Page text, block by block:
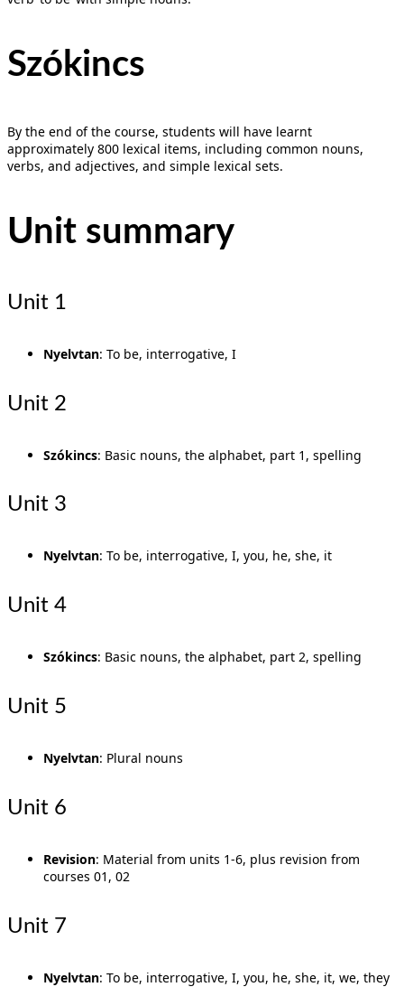
Szókincs
By the end of the course, students will have learnt
approximately 800 lexical items, including common nouns,
verbs, and adjectives, and simple lexical sets.
Unit summary
Unit 1
Nyelvtan: To be, interrogative, I
Unit 2
Szókincs: Basic nouns, the alphabet, part 1, spelling
Unit 3
Nyelvtan: To be, interrogative, I, you, he, she, it
Unit 4
Szókincs: Basic nouns, the alphabet, part 2, spelling
Unit 5
Nyelvtan: Plural nouns
Unit 6
Revision: Material from units 1-6, plus revision from
courses 01, 02
Unit 7
Nyelvtan: To be, interrogative, I, you, he, she, it, we, they